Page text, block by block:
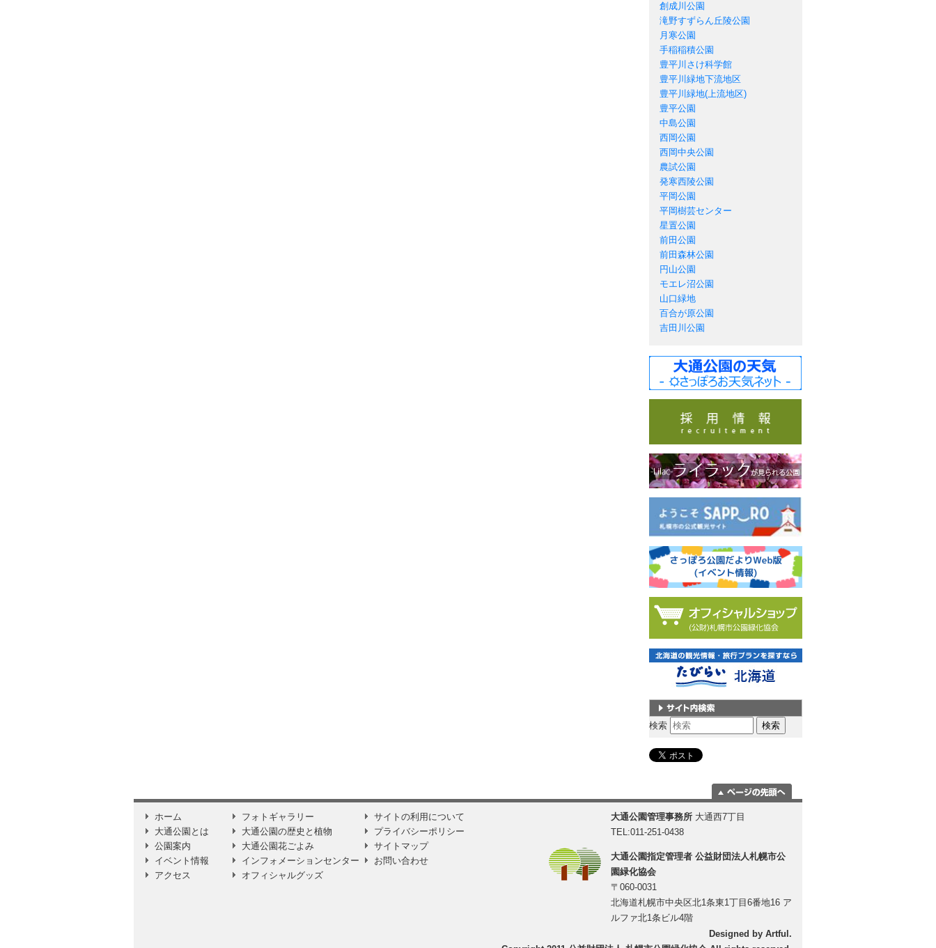
創成川公園
滝野すずらん丘陵公園
月寒公園
手稲稲積公園
豊平川さけ科学館
豊平川緑地下流地区
豊平川緑地(上流地区)
豊平公園
中島公園
西岡公園
西岡中央公園
農試公園
発寒西陵公園
平岡公園
平岡樹芸センター
星置公園
前田公園
前田森林公園
円山公園
モエレ沼公園
山口緑地
百合が原公園
吉田川公園
サイト内検索
検索
に移動
ホーム
大通公園とは
公園案内
イベント情報
アクセス
フォトギャラリー
大通公園の歴史と植物
大通公園花ごよみ
インフォメーションセンター
オフィシャルグッズ
サイトの利用について
プライバシーポリシー
サイトマップ
お問い合わせ
大通公園管理事務所 大通西7丁目
TEL:011-251-0438
大通公園指定管理者 公益財団法人札幌市公
園緑化協会
〒060-0031
北海道札幌市中央区北1条東1丁目6番地16 ア
ルファ北1条ビル4階
Designed by Artful.